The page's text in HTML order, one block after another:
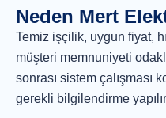
Neden Mert
Temiz işçilik, uygun fiyat,
müşteri memnuniyeti
sonrası sistem çalışması
gerekli bilgilendirme